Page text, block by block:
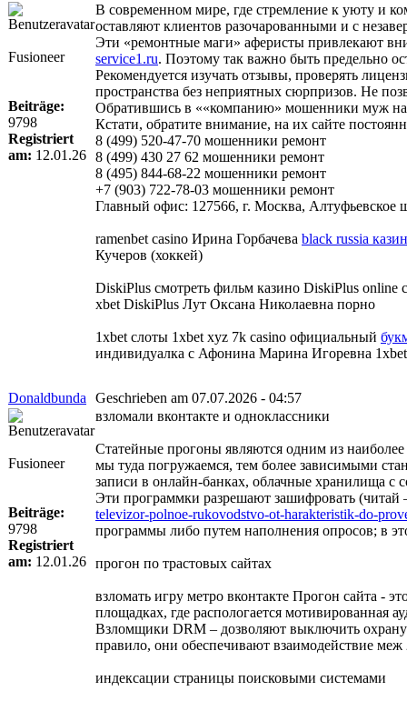
Fusioneer
Beiträge:
9798
Registriert
am: 12.01.26
В современном мире, где стремление к уюту и
оставляют клиентов разочарованными и с
Эти «ремонтные маги» аферисты привлекают
service1.ru. Поэтому так важно быть предельно
Рекомендуется изучать отзывы, проверять
пространства без неприятных сюрпризов. Не
Обратившись в ««компанию» мошенники муж на
Кстати, обратите внимание, на их сайте
8 (499) 520-47-70 мошенники ремонт
8 (499) 430 27 62 мошенники ремонт
8 (495) 844-68-22 мошенники ремонт
+7 (903) 722-78-03 мошенники ремонт
Главный офис: 127566, г. Москва, Алтуфьевское
ramenbet casino Ирина Горбачева black russia
Кучеров (хоккей)
DiskiPlus смотреть фильм казино DiskiPlus online
xbet DiskiPlus Лут Оксана Николаевна порно
1xbet слоты 1xbet xyz 7k casino официальный
индивидуалка с Афонина Марина Игоревна 1xbet
Donaldbunda Geschrieben am 07.07.2026 - 04:57
Fusioneer
Beiträge:
9798
Registriert
am: 12.01.26
взломали вконтакте и одноклассники
Статейные прогоны являются одним из
мы туда погружаемся, тем более зависимыми
записи в онлайн-банках, облачные хранилища с
Эти программки разрешают зашифровать
televizor-polnoe-rukovodstvo-ot-harakteristik-do-
программы либо путем наполнения опросов; в
прогон по трастовых сайтах
взломать игру метро вконтакте Прогон сайта -
площадках, где распологается мотивированная
Взломщики DRM – дозволяют выключить
правило, они обеспечивают взаимодействие
индексации страницы поисковыми системами